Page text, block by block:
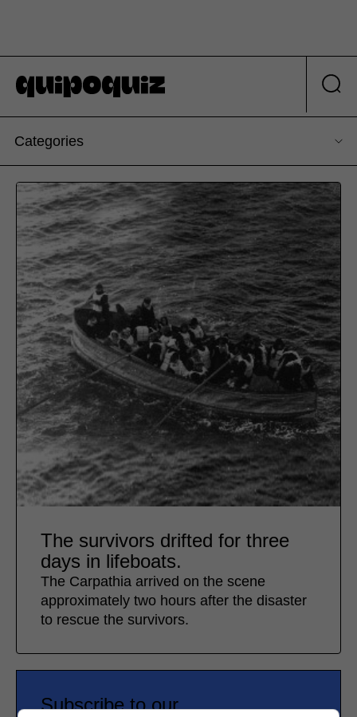
Categories
The survivors drifted for three
days in lifeboats.
The Carpathia arrived on the scene
approximately two hours after the disaster
to rescue the survivors.
Subscribe to our